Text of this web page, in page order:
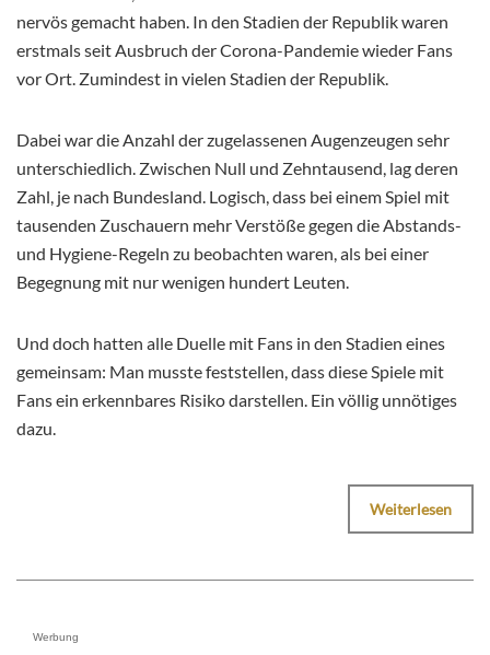
nervös gemacht haben. In den Stadien der Republik waren
erstmals seit Ausbruch der Corona-Pandemie wieder Fans
vor Ort. Zumindest in vielen Stadien der Republik.
Dabei war die Anzahl der zugelassenen Augenzeugen sehr
unterschiedlich. Zwischen Null und Zehntausend, lag deren
Zahl, je nach Bundesland. Logisch, dass bei einem Spiel mit
tausenden Zuschauern mehr Verstöße gegen die Abstands-
und Hygiene-Regeln zu beobachten waren, als bei einer
Begegnung mit nur wenigen hundert Leuten.
Und doch hatten alle Duelle mit Fans in den Stadien eines
gemeinsam: Man musste feststellen, dass diese Spiele mit
Fans ein erkennbares Risiko darstellen. Ein völlig unnötiges
dazu.
Weiterlesen
Werbung